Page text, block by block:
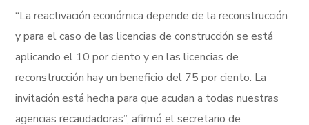
“La reactivación económica depende de la reconstrucción
y para el caso de las licencias de construcción se está
aplicando el 10 por ciento y en las licencias de
reconstrucción hay un beneficio del 75 por ciento. La
invitación está hecha para que acudan a todas nuestras
agencias recaudadoras”, afirmó el secretario de